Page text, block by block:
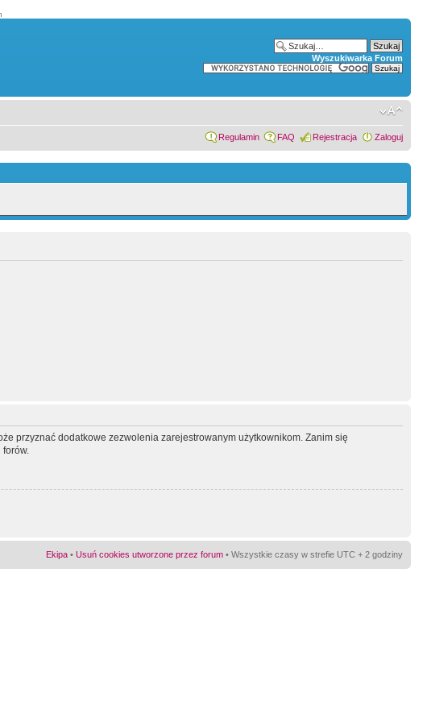
Wyszukiwarka Forum
Regulamin FAQ Rejestracja Zaloguj
przyznać dodatkowe zezwolenia zarejestrowanym użytkownikom. Zanim się
Ekipa • Usuń cookies utworzone przez forum • Wszystkie czasy w strefie UTC + 2 godziny